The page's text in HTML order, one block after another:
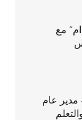
مع
عام